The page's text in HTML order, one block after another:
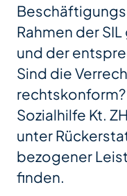
Rahmen der
und der
Sind die
Sozialhilfe Kt.
unter
bezogener
finden.